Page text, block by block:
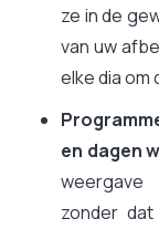
ze in de
van uw
elke dia
en dagen
zonder